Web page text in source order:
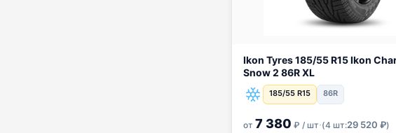
Ikon Tyres 185/55 R15 Ikon Character
Snow 2 86R XL
185/55 R15 86R
от 7 380 ₽ / шт·(4 шт:29 520 ₽)